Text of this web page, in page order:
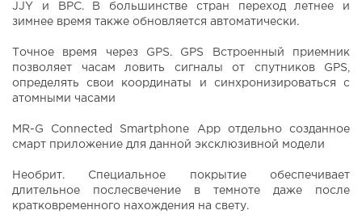
JJY и BPC. В большинстве стран переход летнее и
зимнее время также обновляется автоматически.
Точное время через GPS. GPS Встроенный приемник
позволяет часам ловить сигналы от спутников GPS,
определять свои координаты и синхронизироваться с
атомными часами
MR-G Connected Smartphone App отдельно созданное
смарт приложение для данной эксклюзивной модели
Необрит. Специальное покрытие обеспечивает
длительное послесвечение в темноте даже после
кратковременного нахождения на свету.